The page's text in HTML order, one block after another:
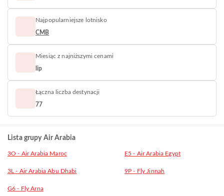
Najpopularniejsze lotnisko
CMB
Miesiąc z najniższymi cenami
lip
Łączna liczba destynacji
77
Lista grupy Air Arabia
3O - Air Arabia Maroc E5 - Air Arabia Egypt
3L - Air Arabia Abu Dhabi 9P - Fly Jinnah
G6 - Fly Arna